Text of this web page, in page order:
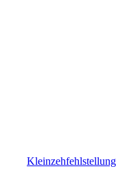
Kleinzehfehlstellung